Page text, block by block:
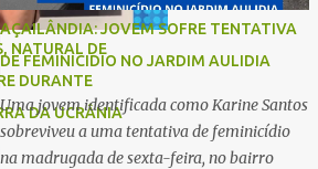
NATURAL DE
DURANTE
DA UCRÂNIA
AÇAILÂNDIA: JOVEM SOFRE TENTATIVA
DE FEMINICIDIO NO JARDIM AULIDIA
Uma jovem identificada como Karine Santos
sobreviveu a uma tentativa de feminicídio
na madrugada de sexta-feira, no bairro